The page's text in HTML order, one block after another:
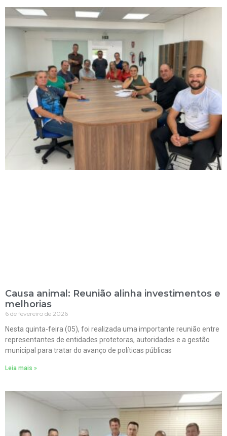
Causa animal: Reunião alinha investimentos e
melhorias
6 de fevereiro de 2026
Nesta quinta-feira (05), foi realizada uma importante reunião entre
representantes de entidades protetoras, autoridades e a gestão
municipal para tratar do avanço de políticas públicas
Leia mais »